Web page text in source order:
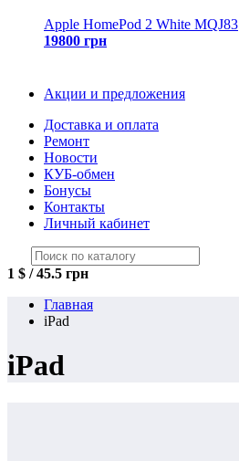
Apple HomePod 2 White MQJ83
19800 грн
Акции и предложения
Доставка и оплата
Ремонт
Новости
КУБ-обмен
Бонусы
Контакты
Личный кабинет
1 $ / 45.5 грн
Главная
iPad
iPad